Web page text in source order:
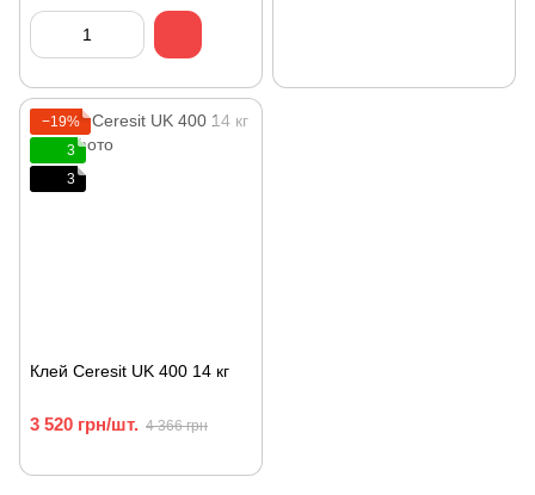
−19%
3
3
Клей Ceresit UK 400 14 кг
3 520 грн/шт. 4 366 грн